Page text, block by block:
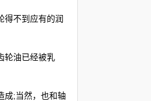
不到应有的润
轮油已经被乳
成;当然，也和轴